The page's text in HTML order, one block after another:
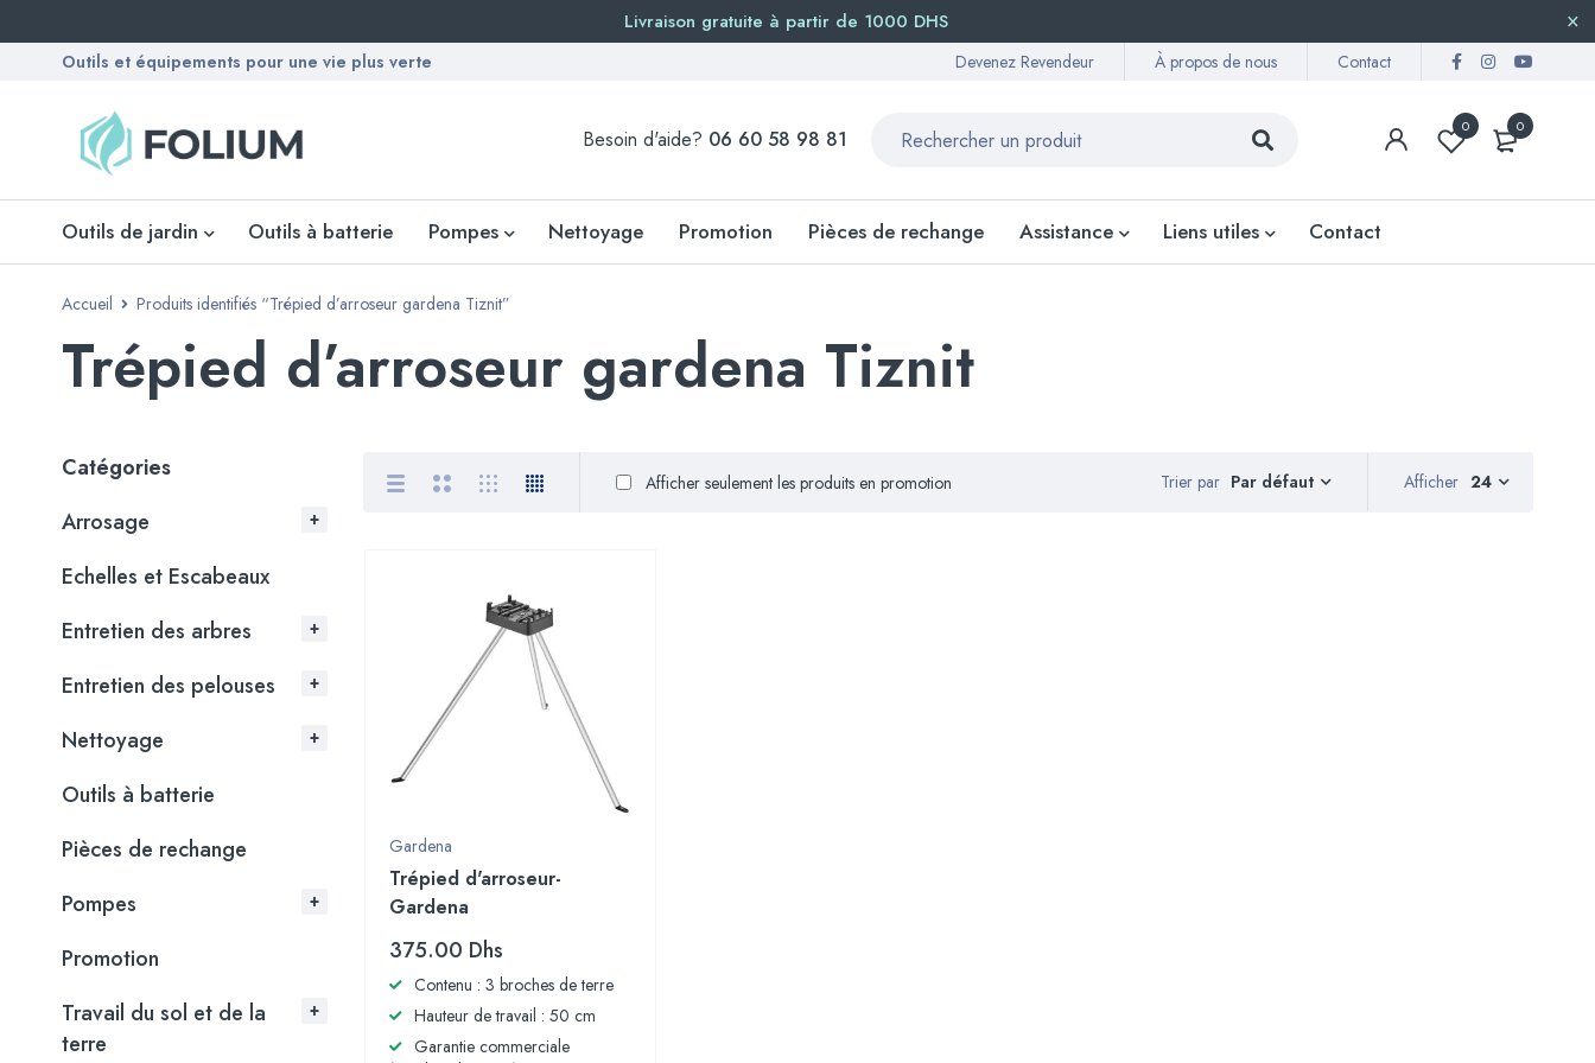
Livraison gratuite à partir de 1000 DHS
Outils et équipements pour une vie plus verte Devenez Revendeur À propos de nous Contact
0
0
Besoin d'aide? 06 60 58 98 81
Outils de jardin Outils à batterie Pompes Nettoyage Promotion Pièces de rechange Assistance Liens utiles Contact
Accueil Produits identifiés “Trépied d’arroseur gardena Tiznit”
Trépied d’arroseur gardena Tiznit
Catégories
Arrosage
Echelles et Escabeaux
Entretien des arbres
Entretien des pelouses
Nettoyage
Outils à batterie
Pièces de rechange
Pompes
Promotion
Travail du sol et de la
terre
Trier par Par défaut
Afficher seulement les produits en promotion Afficher 24
Gardena
Trépied d'arroseur-
Gardena
375.00 Dhs
Contenu : 3 broches de terre
Hauteur de travail : 50 cm
Garantie commerciale